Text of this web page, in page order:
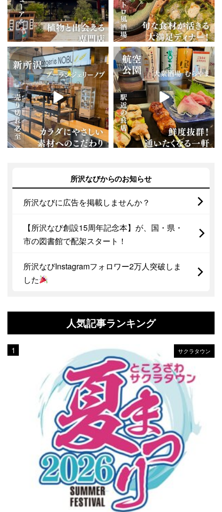
所沢なびからのお知らせ
所沢なびに広告を掲載しませんか？
【所沢なび創設15周年記念本】が、国・県・
市の図書館で配架スタート！
所沢なびInstagramフォロワー2万人突破しま
した
人気記事ランキング
サクラタウン